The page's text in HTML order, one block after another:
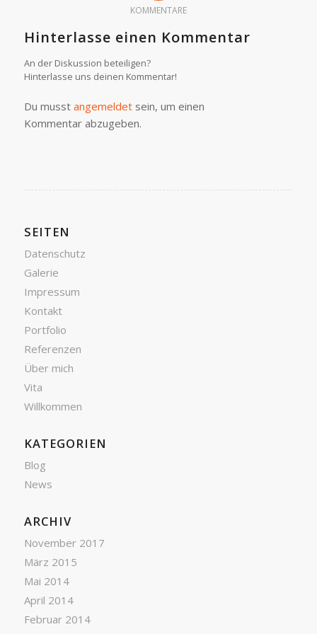
KOMMENTARE
Hinterlasse einen Kommentar
An der Diskussion beteiligen?
Hinterlasse uns deinen Kommentar!
Du musst angemeldetsein, um einen
Kommentar abzugeben.
SEITEN
Datenschutz
Galerie
Impressum
Kontakt
Portfolio
Referenzen
Über mich
Vita
Willkommen
KATEGORIEN
Blog
News
ARCHIV
November 2017
März 2015
Mai 2014
April 2014
Februar 2014